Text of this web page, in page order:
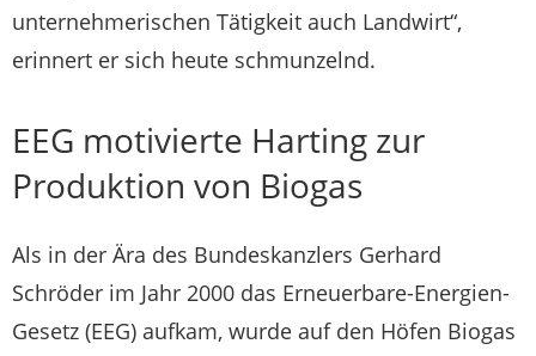
unternehmerischen Tätigkeit auch Landwirt“,
erinnert er sich heute schmunzelnd.
EEG motivierte Harting zur
Produktion von Biogas
Als in der Ära des Bundeskanzlers Gerhard
Schröder im Jahr 2000 das Erneuerbare-Energien-
Gesetz (EEG) aufkam, wurde auf den Höfen Biogas